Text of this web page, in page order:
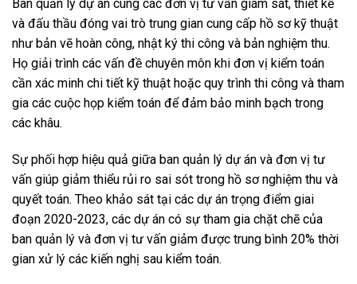
Ban quản lý dự án cùng các đơn vị tư vấn giám sát, thiết kế
và đấu thầu đóng vai trò trung gian cung cấp hồ sơ kỹ thuật
như bản vẽ hoàn công, nhật ký thi công và bản nghiệm thu.
Họ giải trình các vấn đề chuyên môn khi đơn vị kiểm toán
cần xác minh chi tiết kỹ thuật hoặc quy trình thi công và tham
gia các cuộc họp kiểm toán để đảm bảo minh bạch trong
các khâu.
Sự phối hợp hiệu quả giữa ban quản lý dự án và đơn vị tư
vấn giúp giảm thiểu rủi ro sai sót trong hồ sơ nghiệm thu và
quyết toán. Theo khảo sát tại các dự án trọng điểm giai
đoạn 2020-2023, các dự án có sự tham gia chặt chẽ của
ban quản lý và đơn vị tư vấn giảm được trung bình 20% thời
gian xử lý các kiến nghị sau kiểm toán.